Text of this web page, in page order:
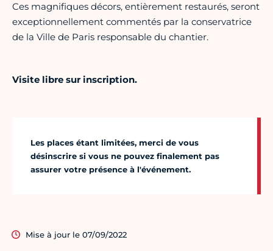
Ces magnifiques décors, entièrement restaurés, seront
exceptionnellement commentés par la conservatrice
de la Ville de Paris responsable du chantier.
Visite libre sur inscription.
Les places étant limitées, merci de vous
désinscrire si vous ne pouvez finalement pas
assurer votre présence à l'événement.
Mise à jour le 07/09/2022